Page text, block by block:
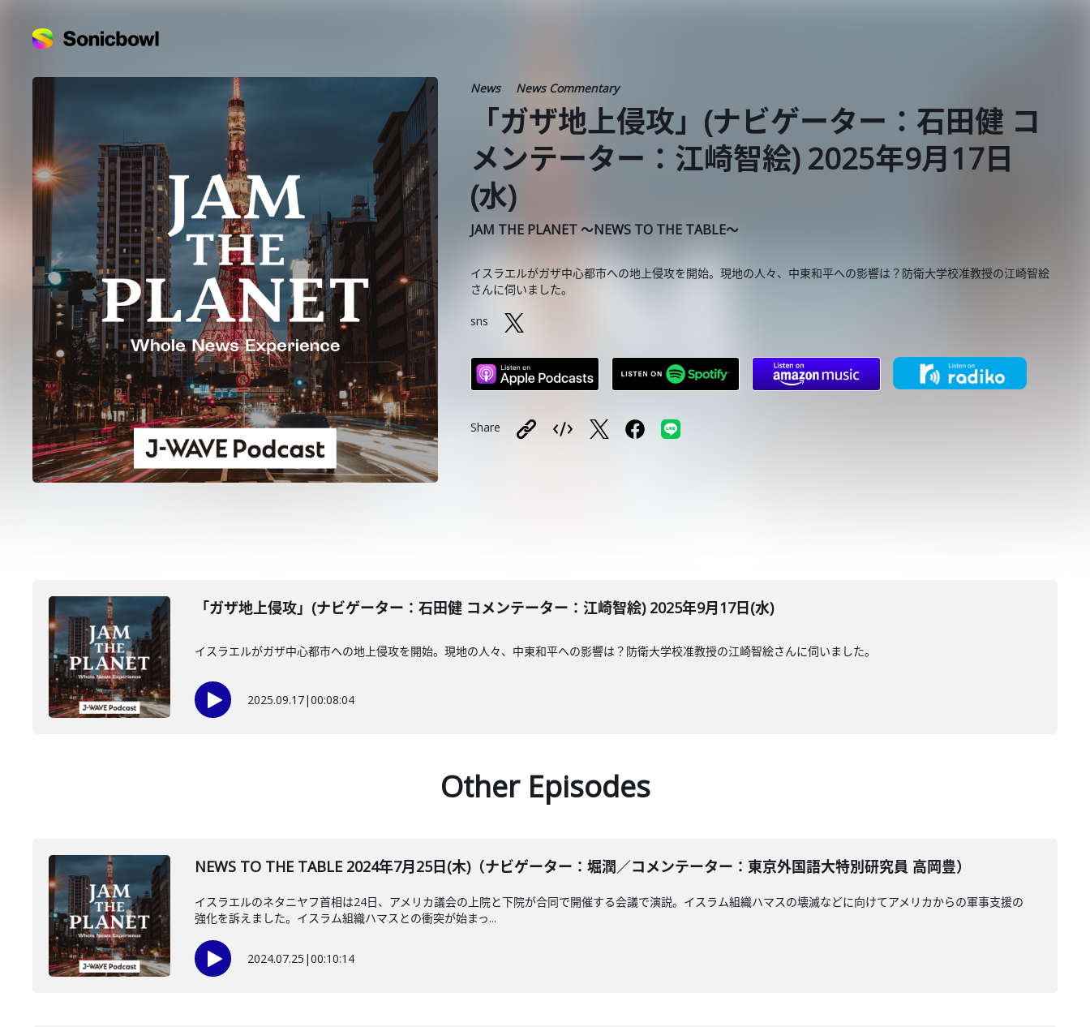
News News Commentary
「ガザ地上侵攻」(ナビゲーター：石田健 コ
メンテーター：江崎智絵) 2025年9月17日
(水)
JAM THE PLANET ～NEWS TO THE TABLE～
イスラエルがガザ中心都市への地上侵攻を開始。現地の人々、中東和平への影響は？防衛大学校准教授の江崎智絵
さんに伺いました。
sns
Share
「ガザ地上侵攻」(ナビゲーター：石田健 コメンテーター：江崎智絵) 2025年9月17日(水)
イスラエルがガザ中心都市への地上侵攻を開始。現地の人々、中東和平への影響は？防衛大学校准教授の江崎智絵さんに伺いました。
2025.09.17|00:08:04
Other Episodes
NEWS TO THE TABLE 2024年7月25日(木)（ナビゲーター：堀潤／コメンテーター：東京外国語大特別研究員 高岡豊）
イスラエルのネタニヤフ首相は24日、アメリカ議会の上院と下院が合同で開催する会議で演説。イスラム組織ハマスの壊滅などに向けてアメリカからの軍事支援の
強化を訴えました。イスラム組織ハマスとの衝突が始まっ...
2024.07.25 |00:10:14